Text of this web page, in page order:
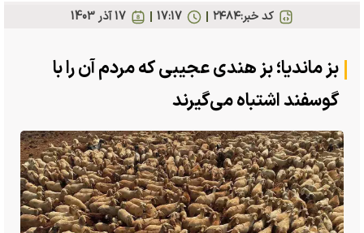
کد خبر:۲۴۸۴ 17 آذر 1403 17:17
بز ماندیا؛ بز هندی عجیبی که مردم آن را با
گوسفند اشتباه می‌گیرند